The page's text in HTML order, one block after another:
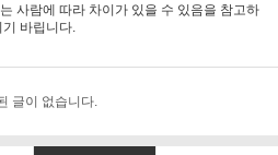
사람에 따라 차이가 있을 수 있음을 참고하
기 바립니다.
글이 없습니다.